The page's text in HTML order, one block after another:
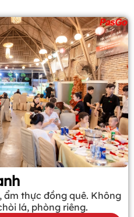
ẩm thực đồng quê. Không
lá, phòng riêng.